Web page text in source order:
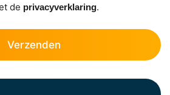
de privacyverklaring.